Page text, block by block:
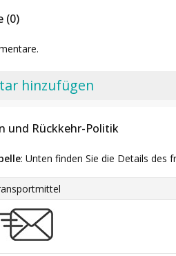
(0)
hinzufügen
und Rückkehr-Politik
: Unten finden Sie die Details des